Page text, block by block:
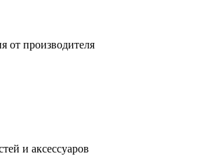
от производителя
и аксессуаров